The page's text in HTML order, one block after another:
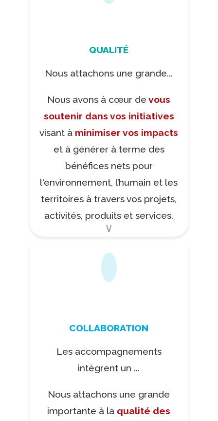
QUALITÉ
Nous attachons une grande...
Nous avons à cœur de vous
soutenir dans vos initiatives
visant à minimiser vos impacts
et à générer à terme des
bénéfices nets pour
l'environnement, l’humain et les
territoires à travers vos projets,
activités, produits et services.
COLLABORATION
Les accompagnements
intègrent un ...
Nous attachons une grande
importante à la qualité des